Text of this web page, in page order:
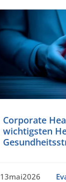
Corporate
wichtigsten
13mai2026